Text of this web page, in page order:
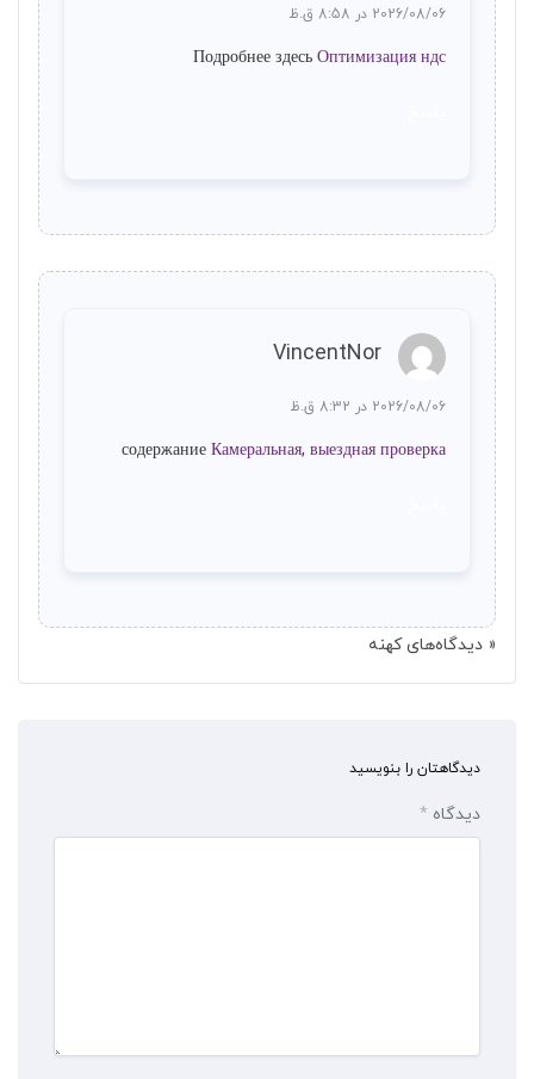
2026/08/06 در 8:58 ق.ظ
Подробнее здесь Оптимизация ндс
VincentNor
2026/08/06 در 8:32 ق.ظ
содержание Камеральная, выездная проверка
« دیدگاه‌های کهنه
دیدگاهتان را بنویسید
دیدگاه *